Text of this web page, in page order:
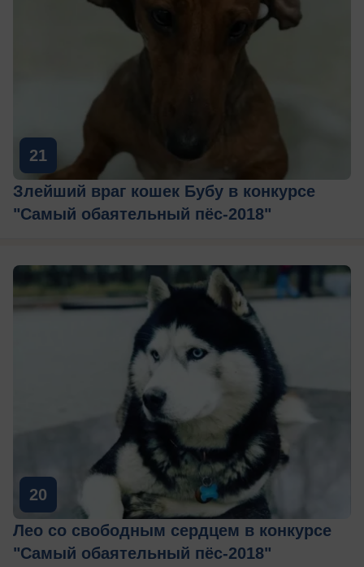
21
Злейший враг кошек Бубу в конкурсе
"Самый обаятельный пёс-2018"
20
Лео со свободным сердцем в конкурсе
"Самый обаятельный пёс-2018"